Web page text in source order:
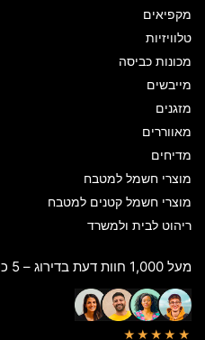
מקפיאים
טלוויזיות
מכונות כביסה
מייבשים
מזגנים
מאווררים
מדיחים
מוצרי חשמל למטבח
מוצרי חשמל קטנים למטבח
ריהוט לבית ולמשרד
מעל 1,000 חוות דעת בדירוג – 5 כוכבים
★★★★★